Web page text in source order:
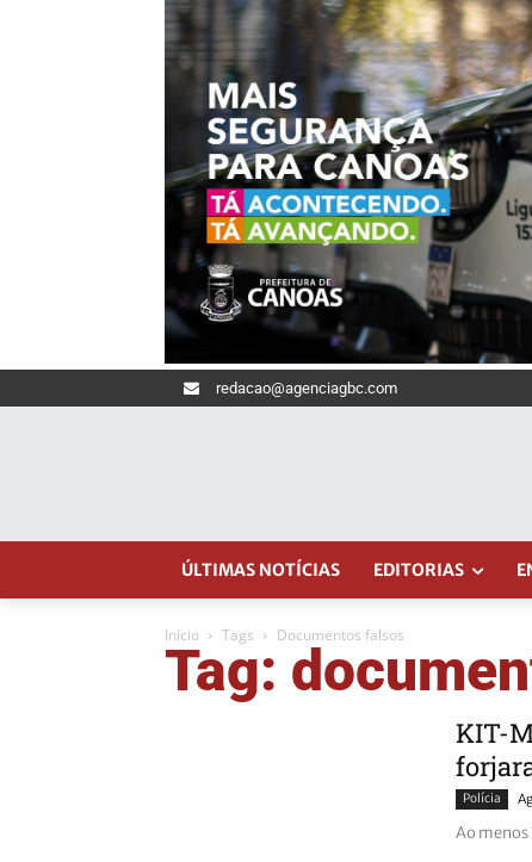
redacao@agenciagbc.com
ÚLTIMAS NOTÍCIAS EDITORIAS
Início Tags Documentos falsos
Tag:
KIT-
Polícia
Ao menos